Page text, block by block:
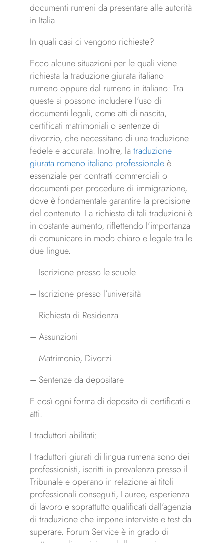
documenti rumeni da presentare alle autorità
in Italia.
In quali casi ci vengono richieste?
Ecco alcune situazioni per le quali viene
richiesta la traduzione giurata italiano
rumeno oppure dal rumeno in italiano: Tra
queste si possono includere l’uso di
documenti legali, come atti di nascita,
certificati matrimoniali o sentenze di
divorzio, che necessitano di una traduzione
fedele e accurata. Inoltre, latraduzione
giurata romeno italiano professionaleè
essenziale per contratti commerciali o
documenti per procedure di immigrazione,
dove è fondamentale garantire la precisione
del contenuto. La richiesta di tali traduzioni è
in costante aumento, riflettendo l’importanza
di comunicare in modo chiaro e legale tra le
due lingue.
– Iscrizione presso le scuole
– Iscrizione presso l’università
– Richiesta di Residenza
– Assunzioni
– Matrimonio, Divorzi
– Sentenze da depositare
E così ogni forma di deposito di certificati e
atti.
I traduttori abilitati:
I traduttori giurati di lingua rumena sono dei
professionisti, iscritti in prevalenza presso il
Tribunale e operano in relazione ai titoli
professionali conseguiti, Lauree, esperienza
di lavoro e soprattutto qualificati dall’agenzia
di traduzione che impone interviste e test da
superare. Forum Service è in grado di